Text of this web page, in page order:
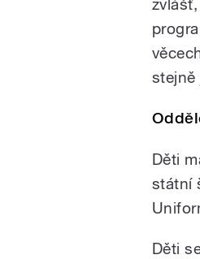
stejně
Děti
státní
Děti